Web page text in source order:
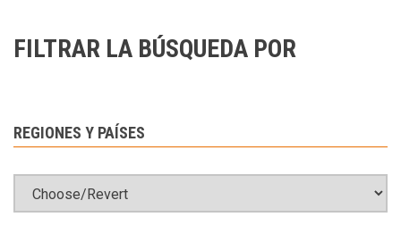
FILTRAR LA BÚSQUEDA POR
REGIONES Y PAÍSES